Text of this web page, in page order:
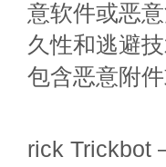
意软件或恶
久性和逃避
包含恶意附
rick Trickbot